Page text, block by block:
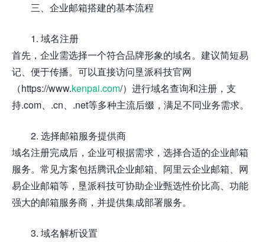
三、企业邮箱搭建的基本流程
1. 域名注册
首先，企业需选择一个符合品牌形象的域名。建议简短易
记、便于传播。可以直接访问垦派科技官网
（https://www.kenpai.com/）进行域名查询和注册，支
持.com、.cn、.net等多种主流后缀，满足不同业务需求。
2. 选择邮箱服务提供商
域名注册完成后，企业可根据需求，选择合适的企业邮箱
服务。常见方案包括腾讯企业邮箱、阿里云企业邮箱、网
易企业邮箱等，垦派科技可协助企业甄选性价比高、功能
强大的邮箱服务商，并提供集成部署服务。
3. 域名解析设置